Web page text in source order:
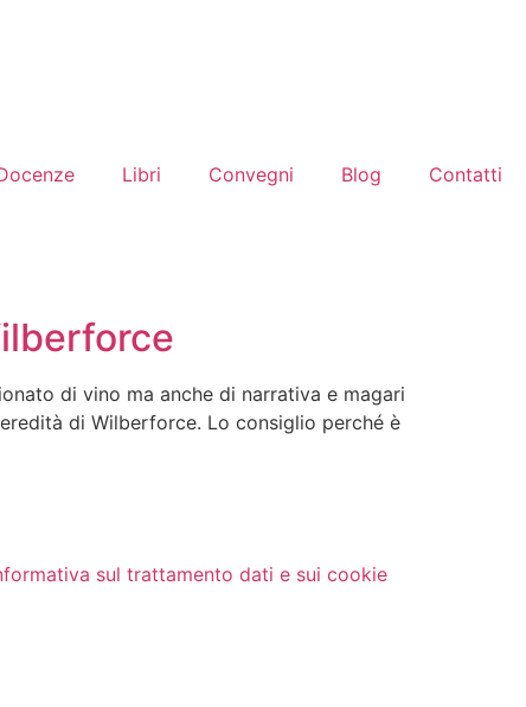
Libri Convegni Blog Contatti
di vino ma anche di narrativa e magari
di Wilberforce. Lo consiglio perché è
sul trattamento dati e sui cookie